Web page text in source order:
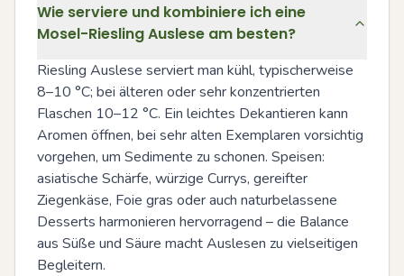
Wie serviere und kombiniere ich eine
Mosel-Riesling Auslese am besten?
Riesling Auslese serviert man kühl, typischerweise
8–10 °C; bei älteren oder sehr konzentrierten
Flaschen 10–12 °C. Ein leichtes Dekantieren kann
Aromen öffnen, bei sehr alten Exemplaren vorsichtig
vorgehen, um Sedimente zu schonen. Speisen:
asiatische Schärfe, würzige Currys, gereifter
Ziegenkäse, Foie gras oder auch naturbelassene
Desserts harmonieren hervorragend – die Balance
aus Süße und Säure macht Auslesen zu vielseitigen
Begleitern.